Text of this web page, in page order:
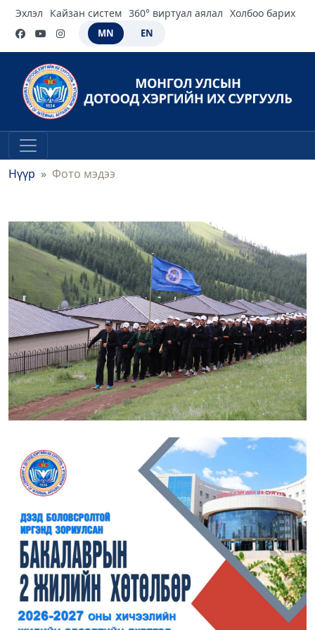
Эхлэл Кайзан систем 360° виртуал аялал Холбоо барих
MN EN
Нүүр Фото мэдээ
ЯВГАН АЯЛАЛ ЗОХИОН БАЙГУУЛЛАА
2026-08-04